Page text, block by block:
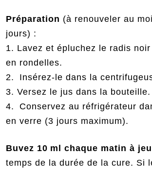
Préparation (à renouveler au
jours) :
1. Lavez et épluchez le radis
en rondelles.
2. Insérez-le dans la
3. Versez le jus dans la bouteille.
4. Conservez au réfrigérateur
en verre (3 jours maximum).
Buvez 10 ml chaque matin à
temps de la durée de la cure. Si